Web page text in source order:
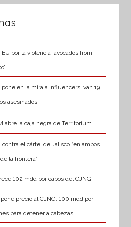
EU por la violencia ‘avocados from
pone en la mira a influencers; van 19
asesinados
abre la caja negra de Territorium
contra el cártel de Jalisco “en ambos
la frontera”
102 mdd por capos del CJNG
pone precio al CJNG: 100 mdd por
para detener a cabezas